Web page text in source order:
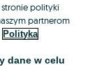
polityki
partnerom
Polityka
dane w celu